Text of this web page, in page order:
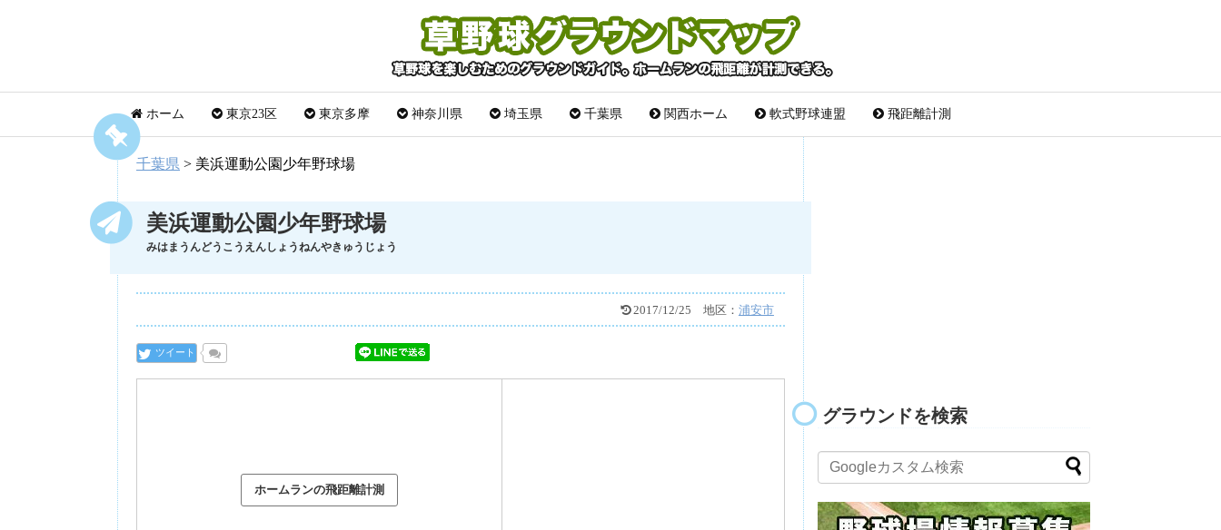
ホーム 東京23区 東京多摩 神奈川県 埼玉県 千葉県 関西ホーム 軟式野球連盟 飛距離計測
千葉県 > 美浜運動公園少年野球場
美浜運動公園少年野球場
みはまうんどうこうえんしょうねんやきゅうじょう
2017/12/25 地区： 浦安市
ツイート
グラウンドを検索